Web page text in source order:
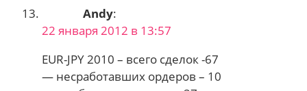
Andy:
22 января 2012 в 13:57
EUR-JPY 2010 – всего сделок -67
— несработавших ордеров – 10